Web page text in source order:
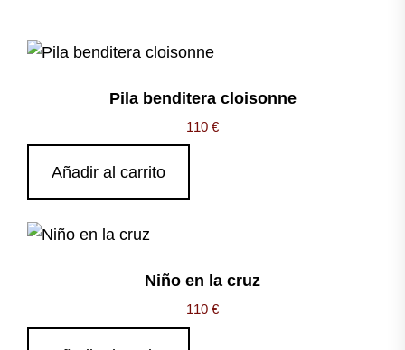
Pila benditera cloisonne
110 €
Añadir al carrito
Niño en la cruz
110 €